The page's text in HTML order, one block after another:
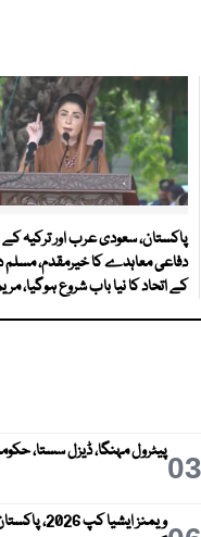
پاکستان، سعودی عرب اور ترکیہ کے
دفاعی معاہدے کا خیرمقدم، مسلم
کے اتحاد کا نیا باب شروع ہوگیا،
03پیٹرول مہنگا، ڈیزل سستا،
ویمنز